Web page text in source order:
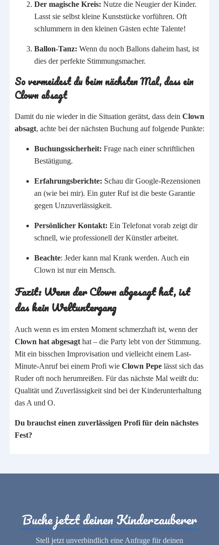
Der magische Kreis: Nutze die Neugier der Kinder.
Lasst sie selbst kleine Kunststücke vorführen. Oft
schlummern in den kleinen Gästen echte Talente!
Ballon-Tanz: Wenn du noch Ballons daheim hast, ist
dies der perfekte Stimmungsmacher.
So vermeidest du beim nächsten Mal, dass ein
Clown absagt
Damit du nie wieder in die Situation gerätst, dass dein Clown
absagt, achte bei der nächsten Buchung auf folgende Punkte:
Buchungssicherheit: Frage nach einer schriftlichen
Bestätigung.
Erfahrungsberichte: Schau dir Google-Rezensionen
an (wie bei mir). Ein guter Ruf ist die beste Garantie
gegen Unzuverlässigkeit.
Persönlicher Kontakt: Ein Telefonat vorab zeigt dir
schnell, wie professionell der Künstler arbeitet.
Beachte: Jeder kann mal Krank werden. Auch ein
Clown ist nur ein Mensch.
Fazit: Wenn der Clown abgesagt hat, ist
das kein Weltuntergang
Auch wenn es im ersten Moment schmerzhaft ist, wenn der
Clown hat abgesagt hat – die Party lebt von der Stimmung.
Mit ein bisschen Improvisation und vielleicht einem Last-
Minute-Anruf bei einem Profi wie Clown Pepe lässt sich das
Ruder oft noch herumreißen. Für das nächste Mal weißt du:
Qualität und Zuverlässigkeit sind bei der Kinderunterhaltung
das A und O.
Du brauchst einen zuverlässigen Profi für dein nächstes
Fest?
Buche jetzt deinen Kinderzauberer
Stell jetzt unverbindlich eine Anfrage für deinen